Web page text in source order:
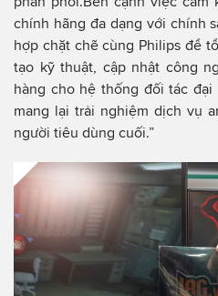
chính hãng đa dạng với chính
hợp chặt chẽ cùng Philips để
tạo kỹ thuật, cập nhật công
hàng cho hệ thống đối tác
mang lại trải nghiệm dịch vụ
người tiêu dùng cuối.”